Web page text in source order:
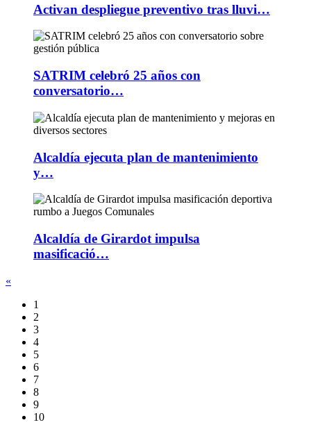
Activan despliegue preventivo tras lluvi…
SATRIM celebró 25 años con
conversatorio…
Alcaldía ejecuta plan de mantenimiento
y…
Alcaldía de Girardot impulsa
masificació…
«
1
2
3
4
5
6
7
8
9
10